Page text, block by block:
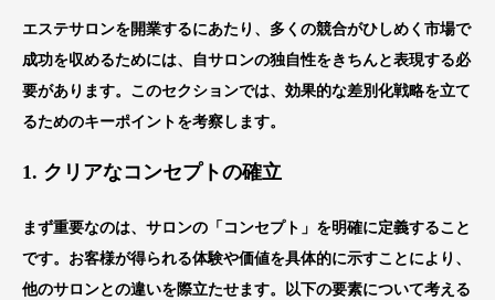
エステサロンを開業するにあたり、多くの競合がひしめく市場で
成功を収めるためには、自サロンの独自性をきちんと表現する必
要があります。このセクションでは、効果的な差別化戦略を立て
るためのキーポイントを考察します。
1. クリアなコンセプトの確立
まず重要なのは、サロンの「コンセプト」を明確に定義すること
です。お客様が得られる体験や価値を具体的に示すことにより、
他のサロンとの違いを際立たせます。以下の要素について考える